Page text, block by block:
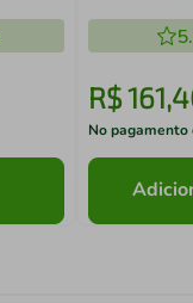
R$161,
No pagamento